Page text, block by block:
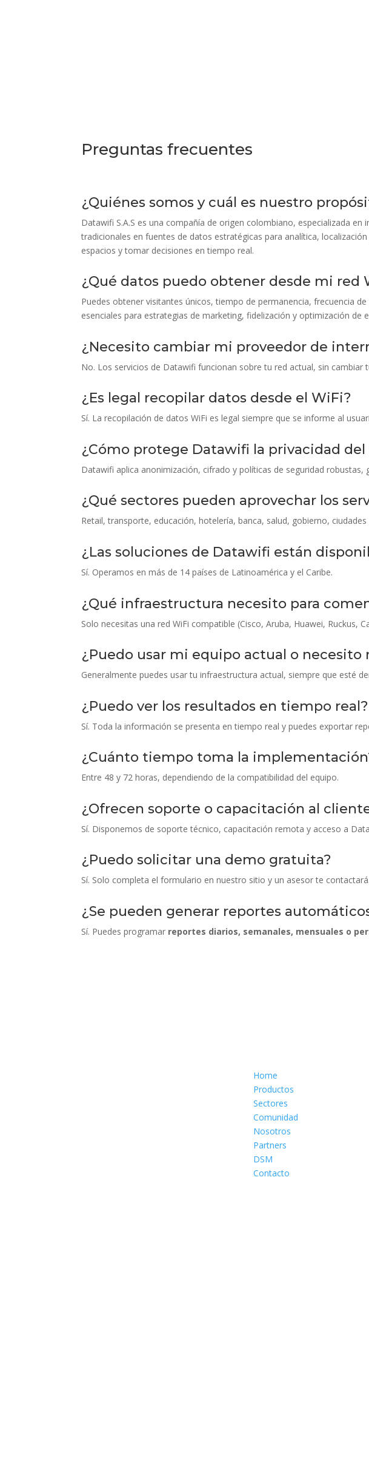
Preguntas frecuentes
¿Quiénes somos y cuál es nuestro
Datawifi S.A.S es una compañía de origen colombiano, especializada
tradicionales en fuentes de datos estratégicas para analítica,
espacios y tomar decisiones en tiempo real.
¿Qué datos puedo obtener desde mi red
Puedes obtener visitantes únicos, tiempo de permanencia, frecuencia
esenciales para estrategias de marketing, fidelización y optimización de
¿Necesito cambiar mi proveedor de
No. Los servicios de Datawifi funcionan sobre tu red actual, sin cambiar
¿Es legal recopilar datos desde el WiFi?
Sí. La recopilación de datos WiFi es legal siempre que se informe al
¿Cómo protege Datawifi la privacidad del
Datawifi aplica anonimización, cifrado y políticas de seguridad
¿Qué sectores pueden aprovechar los
Retail, transporte, educación, hotelería, banca, salud, gobierno,
¿Las soluciones de Datawifi están
Sí. Operamos en más de 14 países de Latinoamérica y el Caribe.
¿Qué infraestructura necesito para
Solo necesitas una red WiFi compatible (Cisco, Aruba, Huawei,
¿Puedo usar mi equipo actual o necesito
Generalmente puedes usar tu infraestructura actual, siempre que esté
¿Puedo ver los resultados en tiempo real?
Sí. Toda la información se presenta en tiempo real y puedes exportar
¿Cuánto tiempo toma la
Entre 48 y 72 horas, dependiendo de la compatibilidad del equipo.
¿Ofrecen soporte o capacitación al
Sí. Disponemos de soporte técnico, capacitación remota y acceso a
¿Puedo solicitar una demo gratuita?
Sí. Solo completa el formulario en nuestro sitio y un asesor te contactará.
¿Se pueden generar reportes
Sí. Puedes programar reportes diarios, semanales, mensuales o
Home
Productos
Sectores
Comunidad
Nosotros
Partners
DSM
Contacto